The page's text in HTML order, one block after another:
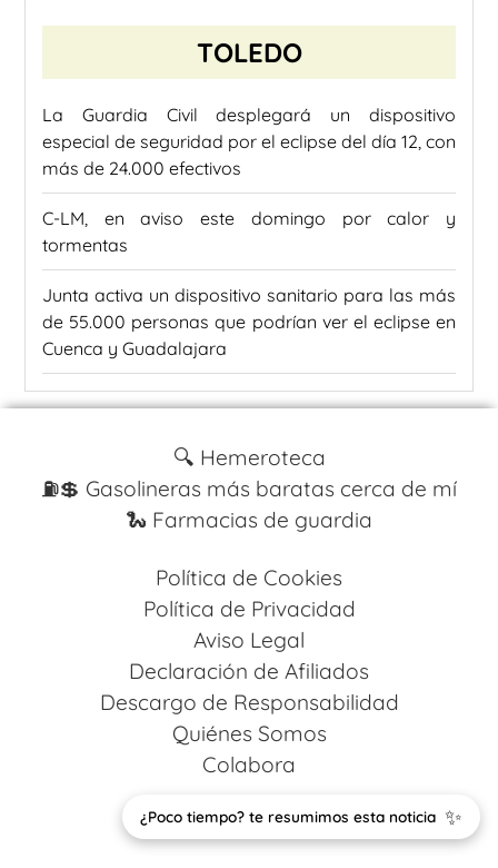
¿Poco tiempo? te resumimos esta noticia ✨
TOLEDO
La Guardia Civil desplegará un dispositivo
especial de seguridad por el eclipse del día 12, con
más de 24.000 efectivos
C-LM, en aviso este domingo por calor y
tormentas
Junta activa un dispositivo sanitario para las más
de 55.000 personas que podrían ver el eclipse en
Cuenca y Guadalajara
🔍 Hemeroteca
⛽️💲 Gasolineras más baratas cerca de mí
🐍 Farmacias de guardia
Política de Cookies
Política de Privacidad
Aviso Legal
Declaración de Afiliados
Descargo de Responsabilidad
Quiénes Somos
Colabora
Design byCodestack Solutions